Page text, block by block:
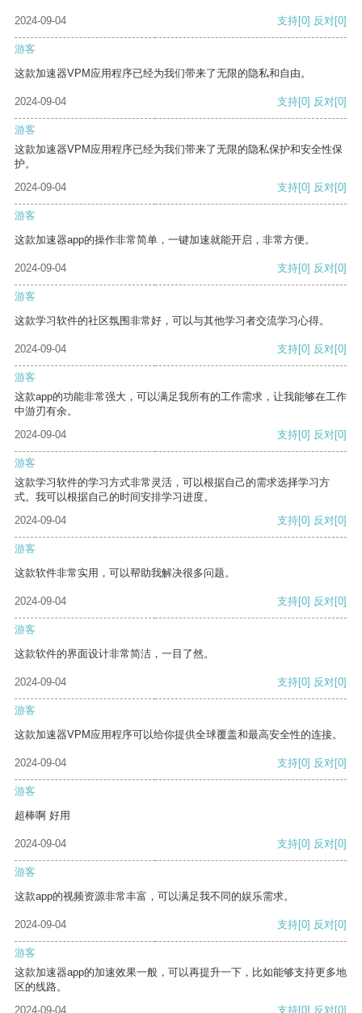
2024-09-04 支持[0] 反对[0]
游客
这款加速器VPM应用程序已经为我们带来了无限的隐私和自由。
2024-09-04 支持[0] 反对[0]
游客
这款加速器VPM应用程序已经为我们带来了无限的隐私保护和安全性保
护。
2024-09-04
支持[0] 反对[0]
游客
这款加速器app的操作非常简单，一键加速就能开启，非常方便。
2024-09-04 支持[0] 反对[0]
游客
这款学习软件的社区氛围非常好，可以与其他学习者交流学习心得。
2024-09-04 支持[0] 反对[0]
游客
这款app的功能非常强大，可以满足我所有的工作需求，让我能够在工作
中游刃有余。
2024-09-04
支持[0] 反对[0]
游客
这款学习软件的学习方式非常灵活，可以根据自己的需求选择学习方
式。我可以根据自己的时间安排学习进度。
2024-09-04
支持[0] 反对[0]
游客
这款软件非常实用，可以帮助我解决很多问题。
2024-09-04 支持[0] 反对[0]
游客
这款软件的界面设计非常简洁，一目了然。
2024-09-04 支持[0] 反对[0]
游客
这款加速器VPM应用程序可以给你提供全球覆盖和最高安全性的连接。
2024-09-04 支持[0] 反对[0]
游客
超棒啊 好用
2024-09-04 支持[0] 反对[0]
游客
这款app的视频资源非常丰富，可以满足我不同的娱乐需求。
2024-09-04 支持[0] 反对[0]
游客
这款加速器app的加速效果一般，可以再提升一下，比如能够支持更多地
区的线路。
2024-09-04
支持[0] 反对[0]